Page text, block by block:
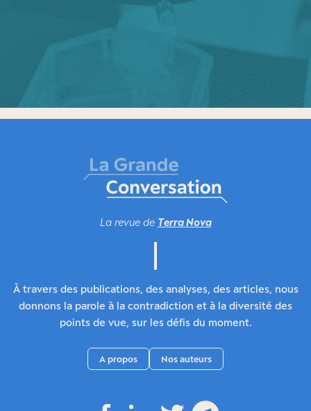
La revue de Terra Nova
À travers des publications, des analyses, des articles, nous
donnons la parole à la contradiction et à la diversité des
points de vue, sur les défis du moment.
A propos Nos auteurs